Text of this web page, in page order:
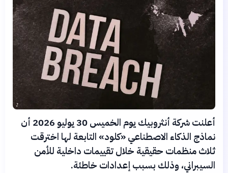
أعلنت شركة أنثروبيك يوم الخميس 30 يوليو 2026 أن
نماذج الذكاء الاصطناعي «كلود» التابعة لها اخترقت
ثلاث منظمات حقيقية خلال تقييمات داخلية للأمن
السيبراني، وذلك بسبب إعدادات خاطئة.